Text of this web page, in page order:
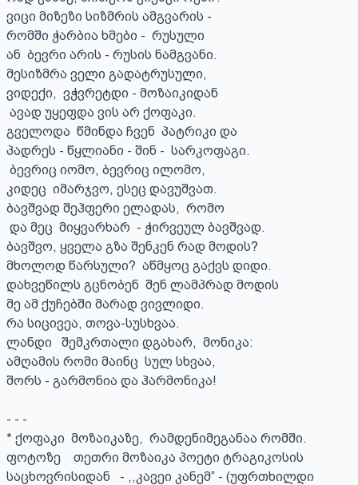
ვიცი მიზეზი სიზმრის ამგვარის -
რომში ჭარბია ხმები -  რუსული
ან  ბევრი არის - რუსის ნამგვანი.
მესიზმრა ველი გადატრუსული,
ვიდექი,  ვჭვრეტდი - მოზაიკიდან
გველოდა  წმინდა ჩვენ  პატრიკი და
პადრეს - წყლიანი - შინ -  სარკოფაგი.
კიდეც  იმარჯვო, ესეც დავუშვათ.
ბავშვად შეჰფერი ელადას,  რომო
ბავშვო, ყველა გზა შენკენ რად მოდის?
მხოლოდ წარსული?  აწმყოც გაქვს დიდი.
დახვეწილს გცნობენ  შენ ლამპრად მოდის
მე ამ ქუჩებში მარად ვივლიდი.
რა სიცივეა, თოვა-სუსხვაა.
ლანდი   შემკრთალი დგახარ,  მონიკა:
ამღამის რომი მაინც  სულ სხვაა,
შორს - გარმონია და ჰარმონიკა!
- - -
* ქოფაკი  მოზაიკაზე,  რამდენიმეგანაა რომში.
ფოტოზე    თეთრი მოზაიკა პოეტი ტრაგიკოსის
საცხოვრისიდან   - ,,კავეი კანემ” - (უფრთხილდი